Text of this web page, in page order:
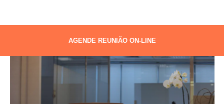
AGENDE REUNIÃO ON-LINE